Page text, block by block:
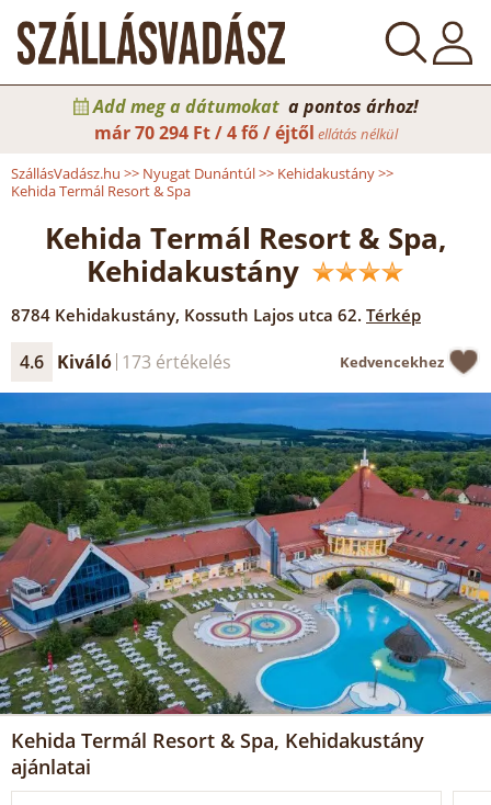
Add meg a dátumokat a pontos árhoz!
már70 294 Ft / 4 fő / éjtől ellátás nélkül
SzállásVadász.hu >> Nyugat Dunántúl>> Kehidakustány>>
Kehida Termál Resort & Spa
Kehida Termál Resort & Spa,
Kehidakustány
8784 Kehidakustány, Kossuth Lajos utca 62. Térkép
4.6 Kiváló 173 értékelés Kedvencekhez
Kehida Termál Resort & Spa, Kehidakustány
ajánlatai